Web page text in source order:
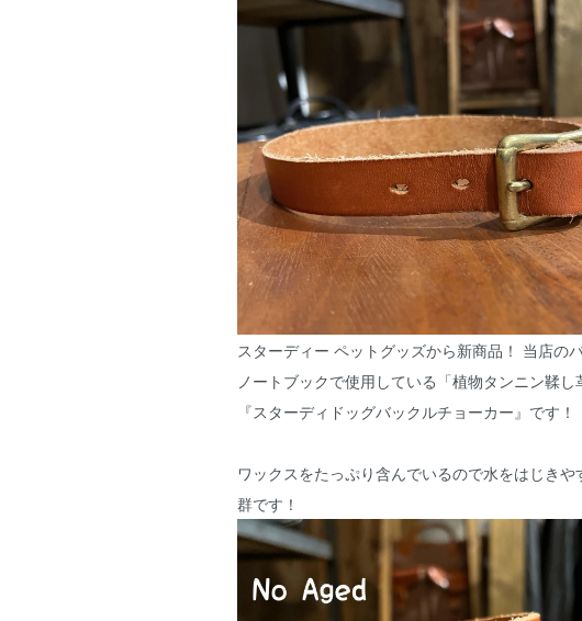
スターディー ペットグッズから新商品！ 当店の
ノートブックで使用している「植物タンニン鞣し
『スターディドッグバックルチョーカー』です！
ワックスをたっぷり含んでいるので水をはじきや
群です！